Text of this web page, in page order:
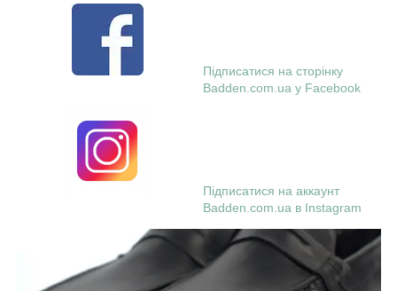
Підписатися на сторінку
Badden.com.ua у Facebook
Підписатися на аккаунт
Badden.com.ua в Instagram